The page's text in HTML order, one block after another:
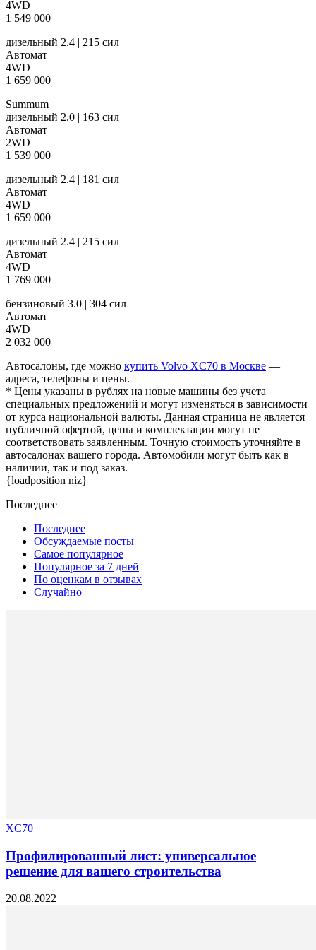
4WD
1 549 000
дизельный 2.4 | 215 сил
Автомат
4WD
1 659 000
Summum
дизельный 2.0 | 163 сил
Автомат
2WD
1 539 000
дизельный 2.4 | 181 сил
Автомат
4WD
1 659 000
дизельный 2.4 | 215 сил
Автомат
4WD
1 769 000
бензиновый 3.0 | 304 сил
Автомат
4WD
2 032 000
Автосалоны, где можно купить Volvo XC70 в Москве —
адреса, телефоны и цены.
* Цены указаны в рублях на новые машины без учета
специальных предложений и могут изменяться в зависимости
от курса национальной валюты. Данная страница не является
публичной офертой, цены и комплектации могут не
соответствовать заявленным. Точную стоимость уточняйте в
автосалонах вашего города. Автомобили могут быть как в
наличии, так и под заказ.
{loadposition niz}
Последнее
Последнее
Обсуждаемые посты
Самое популярное
Популярное за 7 дней
По оценкам в отзывах
Случайно
XC70
Профилированный лист: универсальное
решение для вашего строительства
20.08.2022